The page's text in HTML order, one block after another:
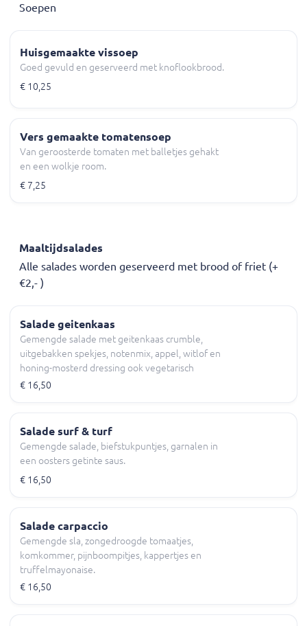
Soepen
Huisgemaakte vissoep
Goed gevuld en geserveerd met knoflookbrood.
€ 10,25
Vers gemaakte tomatensoep
Van geroosterde tomaten met balletjes gehakt
en een wolkje room.
€ 7,25
Maaltijdsalades
Alle salades worden geserveerd met brood of friet (+
€2,- )
Salade geitenkaas
Gemengde salade met geitenkaas crumble,
uitgebakken spekjes, notenmix, appel, witlof en
honing-mosterd dressing ook vegetarisch
mogelijk
€ 16,50
Salade surf & turf
Gemengde salade, biefstukpuntjes, garnalen in
een oosters getinte saus.
€ 16,50
Salade carpaccio
Gemengde sla, zongedroogde tomaatjes,
komkommer, pijnboompitjes, kappertjes en
truffelmayonaise.
€ 16,50